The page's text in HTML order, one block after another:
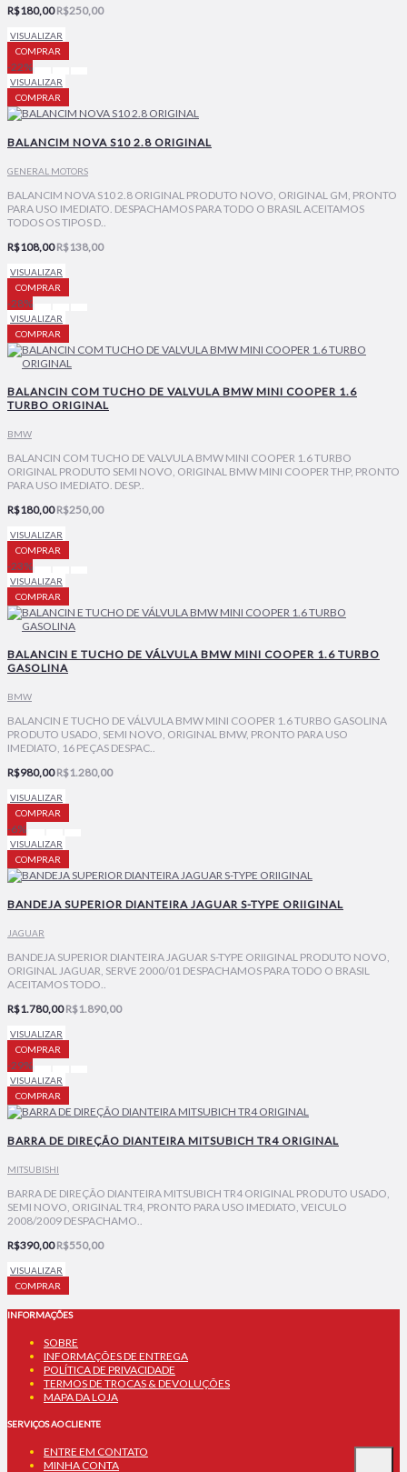
R$180,00 R$250,00
VISUALIZAR
COMPRAR
-22%
VISUALIZAR
COMPRAR
BALANCIM NOVA S10 2.8 ORIGINAL
GENERAL MOTORS
BALANCIM NOVA S10 2.8 ORIGINAL PRODUTO NOVO, ORIGINAL GM, PRONTO
PARA USO IMEDIATO. DESPACHAMOS PARA TODO O BRASIL ACEITAMOS
TODOS OS TIPOS D..
R$108,00 R$138,00
VISUALIZAR
COMPRAR
-28%
VISUALIZAR
COMPRAR
BALANCIN COM TUCHO DE VALVULA BMW MINI COOPER 1.6
TURBO ORIGINAL
BMW
BALANCIN COM TUCHO DE VALVULA BMW MINI COOPER 1.6 TURBO
ORIGINAL PRODUTO SEMI NOVO, ORIGINAL BMW MINI COOPER THP, PRONTO
PARA USO IMEDIATO. DESP..
R$180,00 R$250,00
VISUALIZAR
COMPRAR
-23%
VISUALIZAR
COMPRAR
BALANCIN E TUCHO DE VÁLVULA BMW MINI COOPER 1.6 TURBO
GASOLINA
BMW
BALANCIN E TUCHO DE VÁLVULA BMW MINI COOPER 1.6 TURBO GASOLINA
PRODUTO USADO, SEMI NOVO, ORIGINAL BMW, PRONTO PARA USO
IMEDIATO, 16 PEÇAS DESPAC..
R$980,00 R$1.280,00
VISUALIZAR
COMPRAR
-6%
VISUALIZAR
COMPRAR
BANDEJA SUPERIOR DIANTEIRA JAGUAR S-TYPE ORIIGINAL
JAGUAR
BANDEJA SUPERIOR DIANTEIRA JAGUAR S-TYPE ORIIGINAL PRODUTO NOVO,
ORIGINAL JAGUAR, SERVE 2000/01 DESPACHAMOS PARA TODO O BRASIL
ACEITAMOS TODO..
R$1.780,00 R$1.890,00
VISUALIZAR
COMPRAR
-29%
VISUALIZAR
COMPRAR
BARRA DE DIREÇÃO DIANTEIRA MITSUBICH TR4 ORIGINAL
MITSUBISHI
BARRA DE DIREÇÃO DIANTEIRA MITSUBICH TR4 ORIGINAL PRODUTO USADO,
SEMI NOVO, ORIGINAL TR4, PRONTO PARA USO IMEDIATO, VEICULO
2008/2009 DESPACHAMO..
R$390,00 R$550,00
VISUALIZAR
COMPRAR
INFORMAÇÕES
SOBRE
INFORMAÇÕES DE ENTREGA
POLÍTICA DE PRIVACIDADE
TERMOS DE TROCAS & DEVOLUÇÕES
MAPA DA LOJA
SERVIÇOS AO CLIENTE
ENTRE EM CONTATO
MINHA CONTA